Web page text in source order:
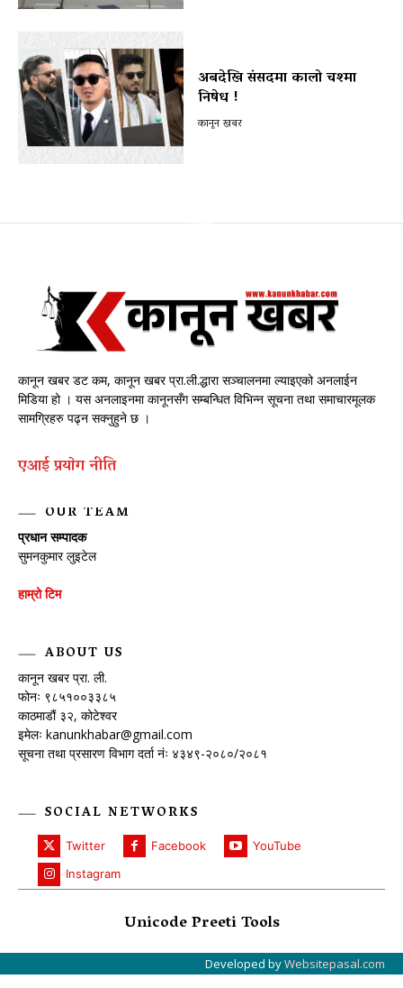
अबदेखि संसदमा कालो चश्मा
निषेध !
कानून खबर
कानून खबर डट कम, कानून खबर प्रा.ली.द्धारा सञ्चालनमा ल्याइएको अनलाईन
मिडिया हो । यस अनलाइनमा कानूनसँग सम्बन्धित विभिन्न सूचना तथा समाचारमूलक
सामग्रिहरु पढ्न सक्नुहुने छ ।
एआई प्रयाेग नीति
OUR TEAM
प्रधान सम्पादक
सुमनकुमार लुइटेल
हाम्रो टिम
ABOUT US
कानून खबर प्रा. ली.
फोनः ९८५१००३३८५
काठमाडौं ३२, कोटेश्वर
इमेलः kanunkhabar@gmail.com
सूचना तथा प्रसारण विभाग दर्ता नंः ४३४९-२०८०/२०८१
SOCIAL NETWORKS
Twitter Facebook
YouTube
Instagram
Unicode Preeti Tools
Developed byWebsitepasal.com